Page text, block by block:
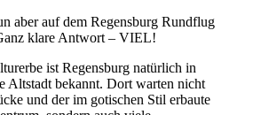
aber auf dem Regensburg Rundflug
klare Antwort – VIEL!
ist Regensburg natürlich in
Altstadt bekannt. Dort warten nicht
und der im gotischen Stil erbaute